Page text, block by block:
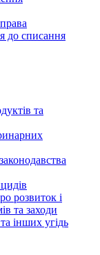
до списання
та
розвиток і
та заходи
інших угідь